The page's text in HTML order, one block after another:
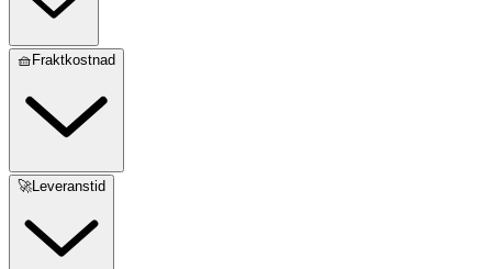
🧺Fraktkostnad
🚀Leveranstid